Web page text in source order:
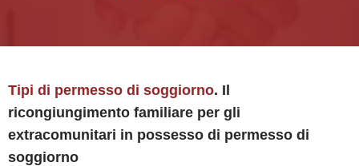
Tipi di permesso di soggiorno. Il
ricongiungimento familiare per gli
extracomunitari in possesso di permesso di
soggiorno